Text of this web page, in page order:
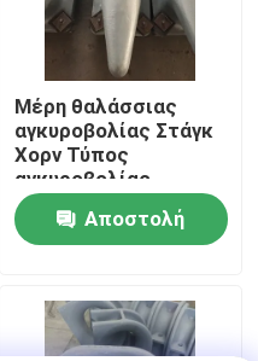
Μέρη θαλάσσιας
αγκυροβολίας Στάγκ
Χορν Τύπος
αγκυροβολίας
Στάβλος για μικρές
αποβάθρες και
λιμάνια MOQ Χρόνος
Αποστολή